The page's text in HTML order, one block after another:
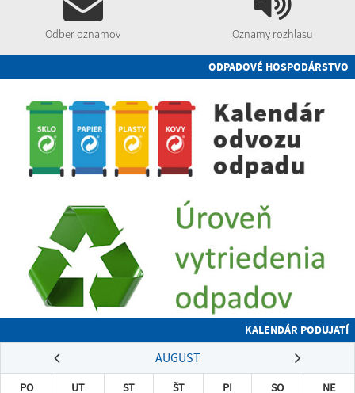
Odber oznamov Oznamy rozhlasu
ODPADOVÉ HOSPODÁRSTVO
KALENDÁR PODUJATÍ
AUGUST
PO UT ST ŠT PI SO
NE